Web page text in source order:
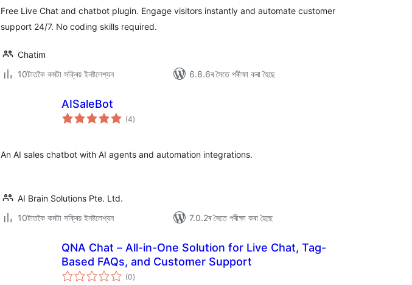
Free Live Chat and chatbot plugin. Engage visitors instantly and automate customer
support 24/7. No coding skills required.
Chatim
10টাতকৈ কমটা সক্ৰিয় ইনষ্টলেশ্যন
6.8.6ৰ সৈতে পৰীক্ষা কৰা হৈছে
AISaleBot
(4টা
মুঠ)
An AI sales chatbot with AI agents and automation integrations.
AI Brain Solutions Pte. Ltd.
10টাতকৈ কমটা সক্ৰিয় ইনষ্টলেশ্যন
7.0.2ৰ সৈতে পৰীক্ষা কৰা হৈছে
QNA Chat – All-in-One Solution for Live Chat, Tag-
Based FAQs, and Customer Support
(0টা
মুঠ)